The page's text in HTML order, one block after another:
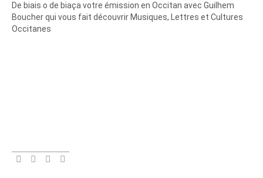
De biais o de biaça votre émission en Occitan avec Guilhem
Boucher qui vous fait découvrir Musiques, Lettres et Cultures
Occitanes